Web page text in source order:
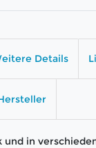
Details
und in